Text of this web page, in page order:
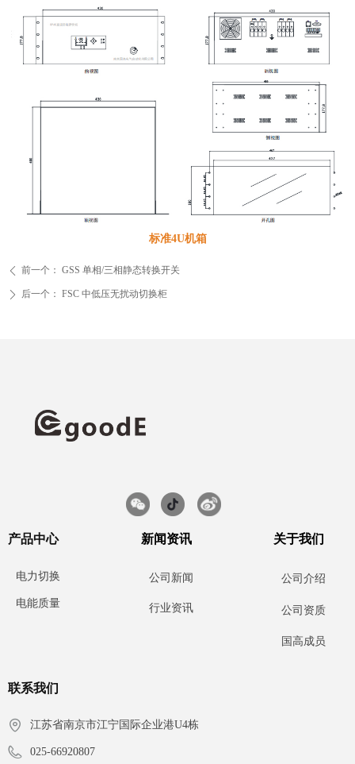
标准4U机箱
ꄲ 后一个： FSC 中低压无扰动切换柜
ꄴ 前一个： GSS 单相/三相静态转换开关
产品中心
电力切换
电能质量
公司新闻
行业资讯
新闻资讯
公司介绍
公司资质
国高成员
关于我们
联系我们
江苏省南京市江宁国际企业港U4栋
025-66920807